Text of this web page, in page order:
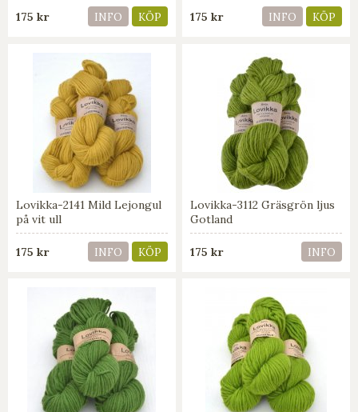
175 kr INFO KÖP 175 kr INFO KÖP
Lovikka-2141 Mild Lejongul
på vit ull
175 kr INFO KÖP
Lovikka-3112 Gräsgrön ljus
Gotland
175 kr INFO